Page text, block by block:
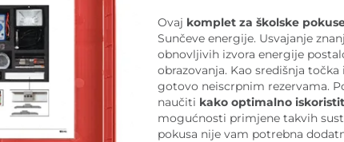
Ovaj komplet za školske
Sunčeve energije. Usvajanje
obnovljivih izvora energije
obrazovanja. Kao središnja
gotovo neiscrpnim rezervama.
naučiti kako optimalno
mogućnosti primjene takvih
pokusa nije vam potrebna